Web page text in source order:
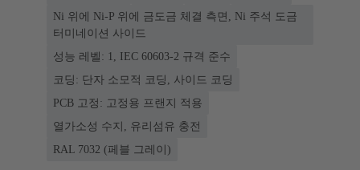
Ni 위에 Ni-P 위에 금도금 체결 측면, Ni 주석 도금
터미네이션 사이드
성능 레벨: 1, IEC 60603-2 규격 준수
코딩: 단자 소모적 코딩, 사이드 코딩
PCB 고정: 고정용 프랜지 적용
열가소성 수지, 유리섬유 충전
RAL 7032 (페블 그레이)